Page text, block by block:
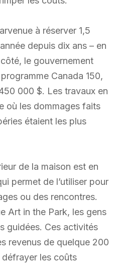
à réserver 1,5
depuis dix ans – en
le gouvernement
Canada 150,
000 $. Les travaux en
où les dommages faits
étaient les plus
de la maison est en
permet de l’utiliser pour
ou des rencontres.
Art in the Park, les gens
guidées. Ces activités
revenus de quelque 200
les coûts